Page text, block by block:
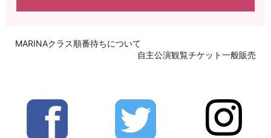
MARINAクラス順番待ちについて
自主公演観覧チケット一般販売